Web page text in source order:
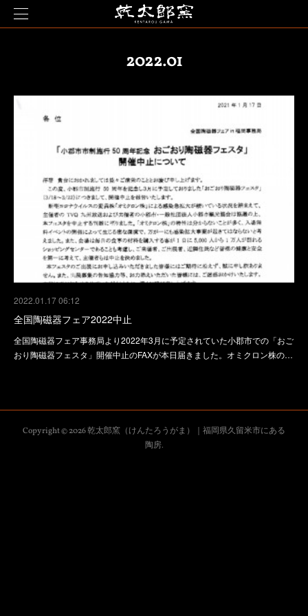
2022.01
2022.01.17 06:12
全国陶磁器フェア2022中止
全国陶磁器フェア事務局より2022年3月に予定されていた小郡市での「おご
おり陶磁器フェスタ」開催中止のFAXが本日届きました。オミクロン株の…
Copyright ©2026乾太郎窯（けんたろうがま）｜福岡県久留米市にある
陶房.